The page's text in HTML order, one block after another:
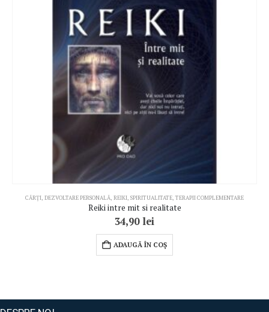
CĂRȚI, DEZVOLTARE PERSONALĂ, REIKI, SPIRITUALITATE, TERAPII COMPLEMENTARE
Reiki intre mit si realitate
34,90 lei
ADAUGĂ ÎN COȘ